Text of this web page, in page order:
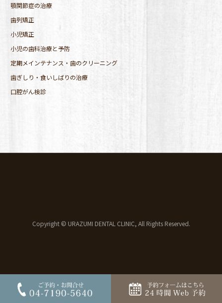
顎関節症の治療
歯列矯正
小児矯正
小児の歯科治療と予防
定期メインテナンス・歯のクリーニング
歯ぎしり・食いしばりの治療
口腔がん検診
Copyright © URAZUMI DENTAL CLINIC, All Rights Reserved.